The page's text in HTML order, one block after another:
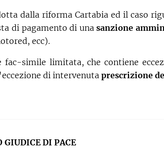
dalla riforma Cartabia ed il caso
di pagamento di unasanzione
ecc).
simile limitata, che contiene
di intervenutaprescrizione
GIUDICE DI PACE